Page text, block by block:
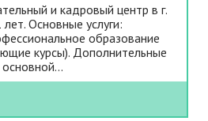
и кадровый центр в г.
Основные услуги:
образование
курсы). Дополнительные